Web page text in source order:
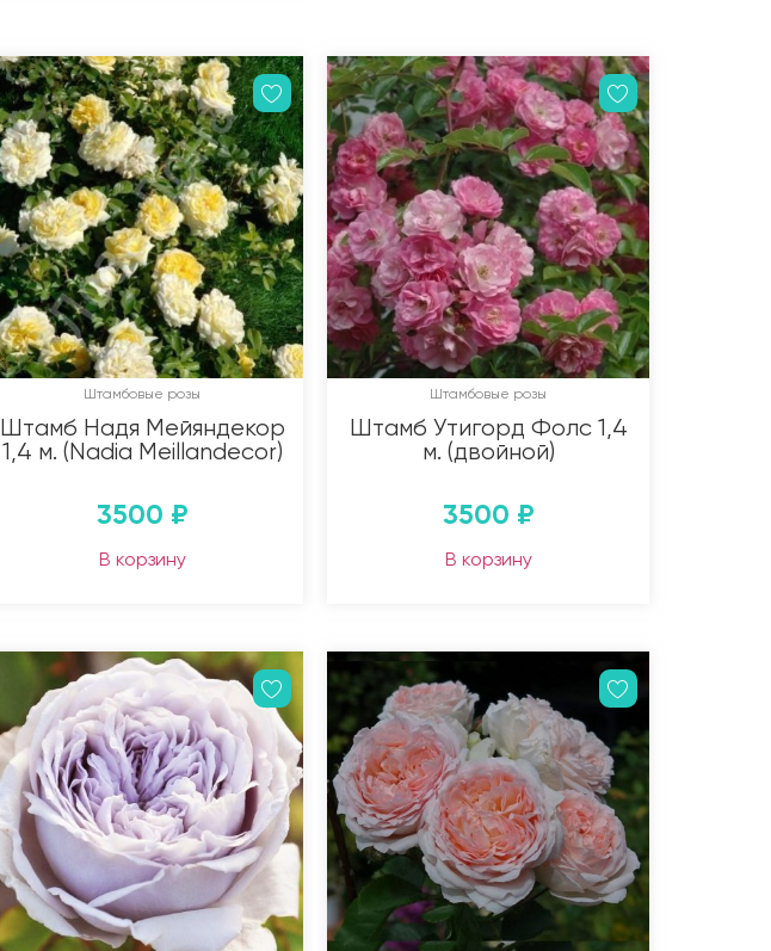
Штамбовые розы
Штамб Надя Мейяндекор
1,4 м. (Nadia Meillandecor)
3500 ₽
В корзину
Штамбовые розы
Штамб Утигорд Фолс 1,4
м. (двойной)
3500 ₽
В корзину